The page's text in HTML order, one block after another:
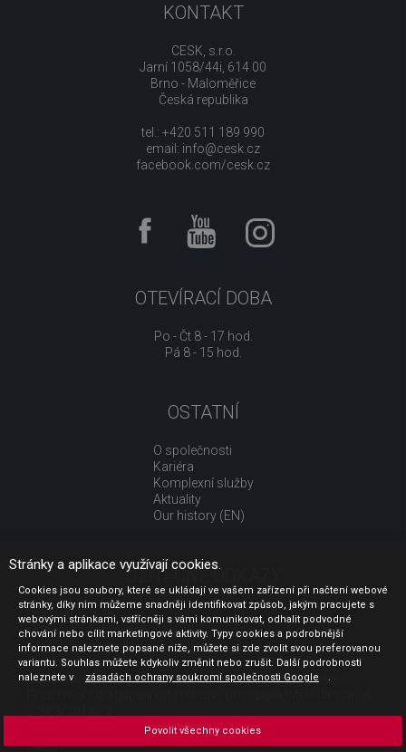
KONTAKT
CESK, s.r.o.
Jarní 1058/44i, 614 00
Brno - Maloměřice
Česká republika
tel.: +420 511 189 990
email: info@cesk.cz
facebook.com/cesk.cz
OTEVÍRACÍ DOBA
Po - Čt 8 - 17 hod.
Pá 8 - 15 hod.
OSTATNÍ
O společnosti
Kariéra
Komplexní služby
Aktuality
Our history (EN)
UŽITEČNÉ ODKAZY
Jak nakupovat
Obchodní podmínky
GDPR - ochrana osobních údajů
Profil zadavatele
Sdělení před uzavřením kupní smlouvy pro spotřebitele
Platba
Stránky a aplikace využívají cookies.
Cookies jsou soubory, které se ukládají ve vašem zařízení při načtení webové
stránky, díky nim můžeme snadněji identifikovat způsob, jakým pracujete s
webovými stránkami, vstřícněji s vámi komunikovat, odhalit podvodné
chování nebo cílit marketingové aktivity. Typy cookies a podrobnější
informace naleznete popsané níže, můžete si zde zvolit svou preferovanou
variantu. Souhlas můžete kdykoliv změnit nebo zrušit. Další podrobnosti
naleznete v
zásadách ochrany soukromí společnosti Google .
Povolit všechny cookies